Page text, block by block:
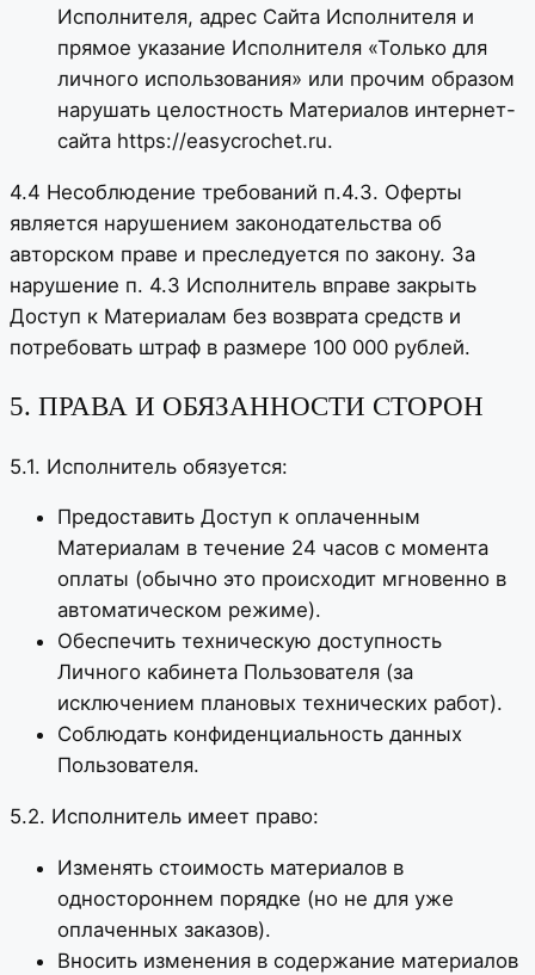
Исполнителя, адрес Сайта Исполнителя и
прямое указание Исполнителя «Только для
личного использования» или прочим образом
нарушать целостность Материалов интернет-
сайта https://easycrochet.ru.
4.4 Несоблюдение требований п.4.3. Оферты
является нарушением законодательства об
авторском праве и преследуется по закону. За
нарушение п. 4.3 Исполнитель вправе закрыть
Доступ к Материалам без возврата средств и
потребовать штраф в размере 100 000 рублей.
5. ПРАВА И ОБЯЗАННОСТИ СТОРОН
5.1. Исполнитель обязуется:
Предоставить Доступ к оплаченным
Материалам в течение 24 часов с момента
оплаты (обычно это происходит мгновенно в
автоматическом режиме).
Обеспечить техническую доступность
Личного кабинета Пользователя (за
исключением плановых технических работ).
Соблюдать конфиденциальность данных
Пользователя.
5.2. Исполнитель имеет право:
Изменять стоимость материалов в
одностороннем порядке (но не для уже
оплаченных заказов).
Вносить изменения в содержание материалов